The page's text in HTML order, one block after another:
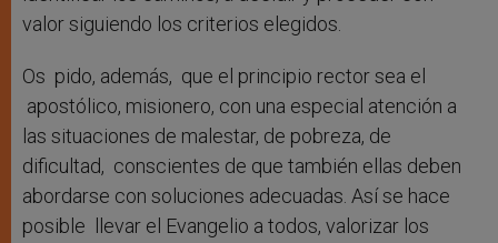
valor siguiendo los criterios elegidos.
Os pido, además, que el principio rector sea el
apostólico, misionero, con una especial atención a
las situaciones de malestar, de pobreza, de
dificultad, conscientes de que también ellas deben
abordarse con soluciones adecuadas. Así se hace
posible llevar el Evangelio a todos, valorizar los